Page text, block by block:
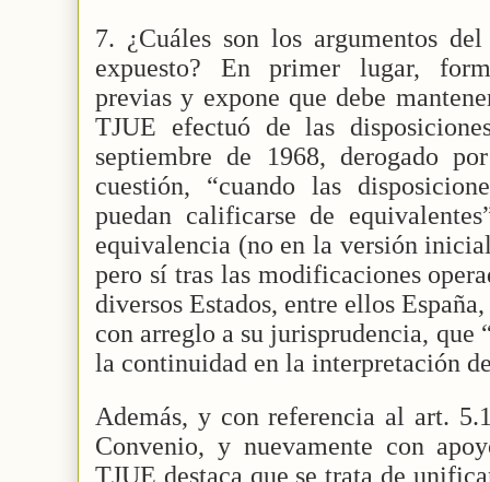
7. ¿Cuáles son los argumentos
expuesto? En primer lugar,
previas y expone que debe
TJUE efectuó de las
septiembre de 1968, derogado
cuestión, “cuando las
puedan calificarse de
equivalencia (no en la versión
pero sí tras las modificaciones
diversos Estados, entre ellos
con arreglo a su jurisprudencia, que
la continuidad en la interpretación
Además, y con referencia al art.
Convenio, y nuevamente con
TJUE destaca que se trata de